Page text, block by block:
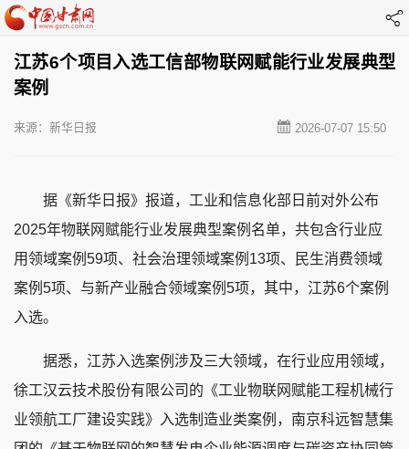
江苏6个项目入选工信部物联网赋能行业发展典型
案例
2026-07-07 15:50
来源：新华日报
据《新华日报》报道，工业和信息化部日前对外公布
2025年物联网赋能行业发展典型案例名单，共包含行业应
用领域案例59项、社会治理领域案例13项、民生消费领域
案例5项、与新产业融合领域案例5项，其中，江苏6个案例
入选。
据悉，江苏入选案例涉及三大领域，在行业应用领域，
徐工汉云技术股份有限公司的《工业物联网赋能工程机械行
业领航工厂建设实践》入选制造业类案例，南京科远智慧集